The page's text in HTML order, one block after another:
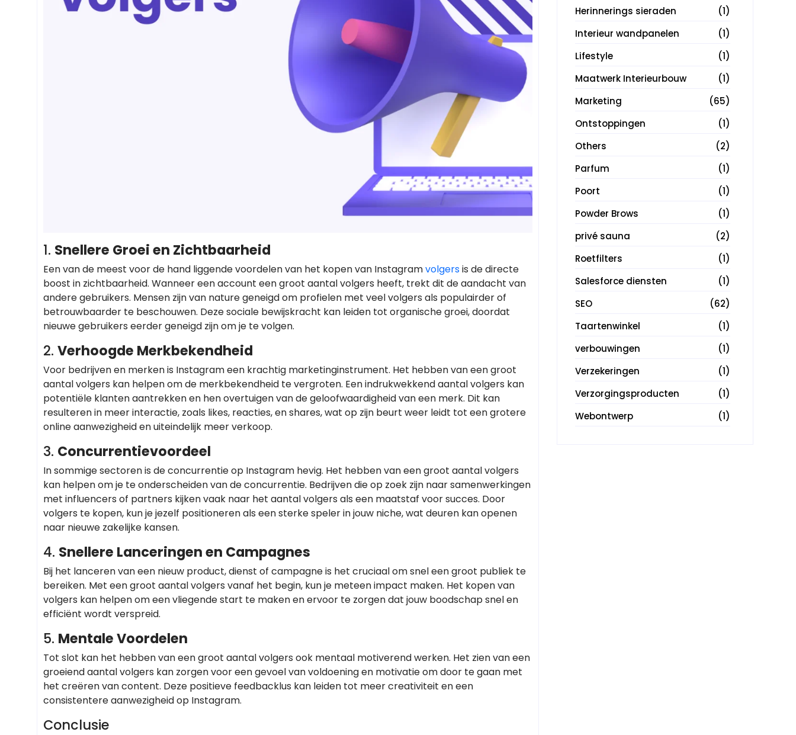
1. Snellere Groei en Zichtbaarheid
Een van de meest voor de hand liggende voordelen van het kopen van Instagramvolgersis de directe
boost in zichtbaarheid. Wanneer een account een groot aantal volgers heeft, trekt dit de aandacht van
andere gebruikers. Mensen zijn van nature geneigd om profielen met veel volgers als populairder of
betrouwbaarder te beschouwen. Deze sociale bewijskracht kan leiden tot organische groei, doordat
nieuwe gebruikers eerder geneigd zijn om je te volgen.
2. Verhoogde Merkbekendheid
Voor bedrijven en merken is Instagram een krachtig marketinginstrument. Het hebben van een groot
aantal volgers kan helpen om de merkbekendheid te vergroten. Een indrukwekkend aantal volgers kan
potentiële klanten aantrekken en hen overtuigen van de geloofwaardigheid van een merk. Dit kan
resulteren in meer interactie, zoals likes, reacties, en shares, wat op zijn beurt weer leidt tot een grotere
online aanwezigheid en uiteindelijk meer verkoop.
3. Concurrentievoordeel
In sommige sectoren is de concurrentie op Instagram hevig. Het hebben van een groot aantal volgers
kan helpen om je te onderscheiden van de concurrentie. Bedrijven die op zoek zijn naar samenwerkingen
met influencers of partners kijken vaak naar het aantal volgers als een maatstaf voor succes. Door
volgers te kopen, kun je jezelf positioneren als een sterke speler in jouw niche, wat deuren kan openen
naar nieuwe zakelijke kansen.
4. Snellere Lanceringen en Campagnes
Bij het lanceren van een nieuw product, dienst of campagne is het cruciaal om snel een groot publiek te
bereiken. Met een groot aantal volgers vanaf het begin, kun je meteen impact maken. Het kopen van
volgers kan helpen om een vliegende start te maken en ervoor te zorgen dat jouw boodschap snel en
efficiënt wordt verspreid.
5. Mentale Voordelen
Tot slot kan het hebben van een groot aantal volgers ook mentaal motiverend werken. Het zien van een
groeiend aantal volgers kan zorgen voor een gevoel van voldoening en motivatie om door te gaan met
het creëren van content. Deze positieve feedbacklus kan leiden tot meer creativiteit en een
consistentere aanwezigheid op Instagram.
Conclusie
Herinnerings sieraden
(1)
Interieur wandpanelen
(1)
Lifestyle
(1)
Maatwerk Interieurbouw
(1)
Marketing
(65)
Ontstoppingen
(1)
Others
(2)
Parfum
(1)
Poort
(1)
Powder Brows
(1)
privé sauna
(2)
Roetfilters
(1)
Salesforce diensten
(1)
SEO
(62)
Taartenwinkel
(1)
verbouwingen
(1)
Verzekeringen
(1)
Verzorgingsproducten
(1)
Webontwerp
(1)